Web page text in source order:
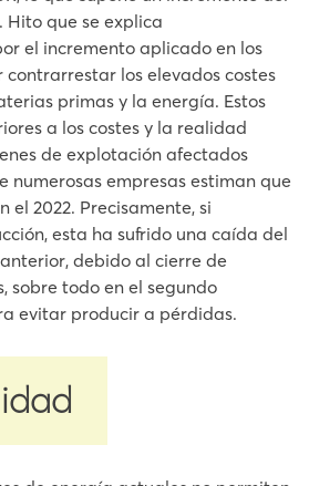
Hito que se explica
el incremento aplicado en los
los elevados costes
primas y la energía. Estos
a los costes y la realidad
de explotación afectados
numerosas empresas estiman que
2022. Precisamente, si
esta ha sufrido una caída del
debido al cierre de
sobre todo en el segundo
evitar producir a pérdidas.